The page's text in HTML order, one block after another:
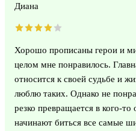
Диана
Хорошо прописаны герои и
целом мне понравилось.
относится к своей судьбе и
люблю таких. Однако не
резко превращается в кого-то
начинают биться все самые